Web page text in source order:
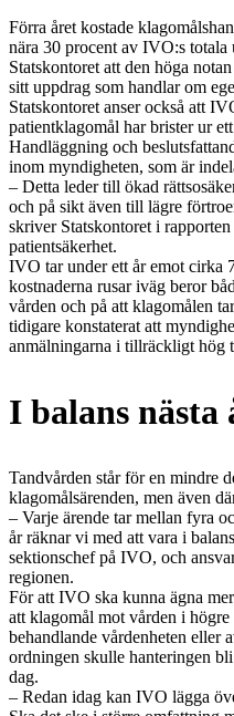
Förra året kostade
nära 30 procent av IVO:s
Statskontoret att den höga
sitt uppdrag som handlar om
Statskontoret anser också att
patientklagomål har brister ur
Handläggning och
inom myndigheten, som är
– Detta leder till ökad
och på sikt även till lägre
skriver Statskontoret i
patientsäkerhet.
IVO tar under ett år emot cirka
kostnaderna rusar iväg beror
vården och på att klagomålen
tidigare konstaterat att
anmälningarna i tillräckligt hög
I balans nästa
Tandvården står för en mindre
klagomålsärenden, men även
– Varje ärende tar mellan fyra
år räknar vi med att vara i
sektionschef på IVO, och
regionen.
För att IVO ska kunna ägna
att klagomål mot vården i högre
behandlande vårdenheten eller
ordningen skulle hanteringen
dag.
– Redan idag kan IVO lägga